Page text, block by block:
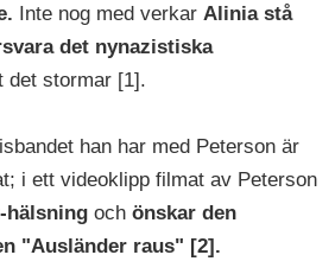
Inte nog med verkar Alinia stå
det nynazistiska
det stormar [1].
han har med Peterson är
i ett videoklipp filmat av Peterson
hälsning och önskar den
"Ausländer raus" [2].